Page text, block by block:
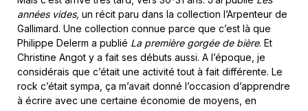
années vides, un récit paru dans la collection l’Arpenteur de
Gallimard. Une collection connue parce que c’est là que
Philippe Delerm a publié La première gorgée de bière. Et
Christine Angot y a fait ses débuts aussi. A l’époque, je
considérais que c’était une activité tout à fait différente. Le
rock c’était sympa, ça m’avait donné l’occasion d’apprendre
à écrire avec une certaine économie de moyens, en